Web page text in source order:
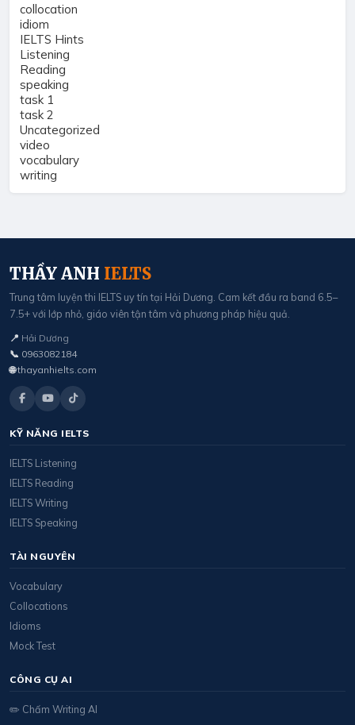
collocation
idiom
IELTS Hints
Listening
Reading
speaking
task 1
task 2
Uncategorized
video
vocabulary
writing
THẦY ANH IELTS
Trung tâm luyện thi IELTS uy tín tại Hải Dương. Cam kết đầu ra band 6.5–
7.5+ với lớp nhỏ, giáo viên tận tâm và phương pháp hiệu quả.
📍 Hải Dương
📞 0963082184
🌐 thayanhielts.com
KỸ NĂNG IELTS
IELTS Listening
IELTS Reading
IELTS Writing
IELTS Speaking
TÀI NGUYÊN
Vocabulary
Collocations
Idioms
Mock Test
CÔNG CỤ AI
✏️ Chấm Writing AI